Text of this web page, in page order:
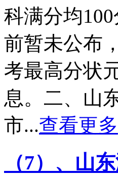
科满分均
前暂未公布
考最高分状
息。二、山
市...查看更多
（7）、山